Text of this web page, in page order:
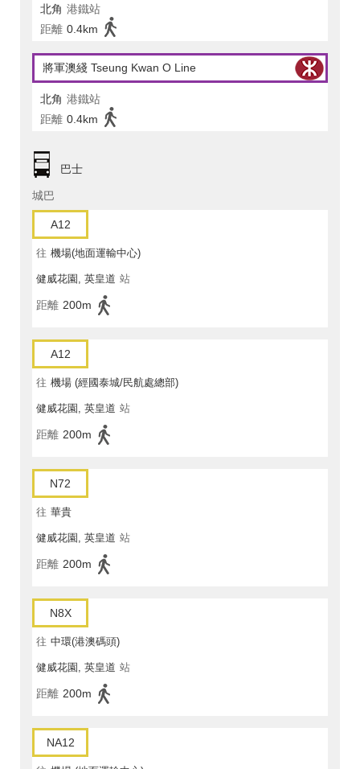
北角 港鐵站
距離 0.4km
將軍澳綫 Tseung Kwan O Line
北角 港鐵站
距離 0.4km
巴士
城巴
A12
往 機場(地面運輸中心)
健威花園, 英皇道 站
距離 200m
A12
往 機場 (經國泰城/民航處總部)
健威花園, 英皇道 站
距離 200m
N72
往 華貴
健威花園, 英皇道 站
距離 200m
N8X
往 中環(港澳碼頭)
健威花園, 英皇道 站
距離 200m
NA12